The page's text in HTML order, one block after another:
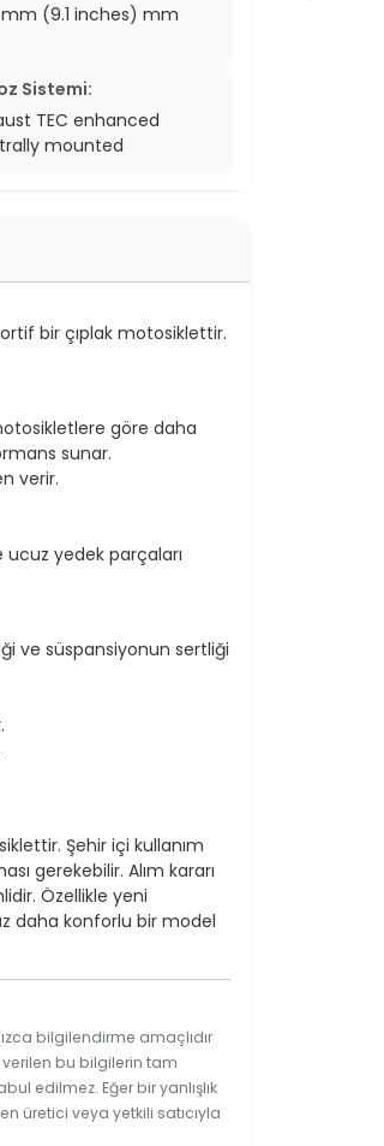
(9.1 inches) mm
Sistemi:
TEC enhanced
mounted
bir çıplak motosiklettir.
göre daha
sunar.
verir.
ucuz yedek parçaları
ve süspansiyonun sertliği
Şehir içi kullanım
gerekebilir. Alım kararı
Özellikle yeni
daha konforlu bir model
bilgilendirme amaçlıdır
bu bilgilerin tam
edilmez. Eğer bir yanlışlık
üretici veya yetkili satıcıyla